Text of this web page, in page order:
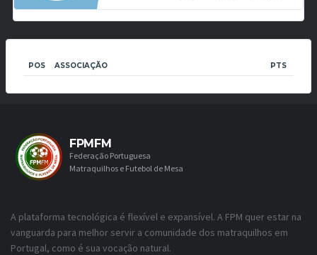
POS ASSOCIAÇÃO PTS
FPMFM
Federação Portuguesa
Matraquilhos e Futebol de Mesa
A plataforma tecnológica é flexível e expansível. A FPM quer estar na
vanguarda para melhor servir a comunidade dos matraquilhos em
Portugal, como é sua vocação natural.